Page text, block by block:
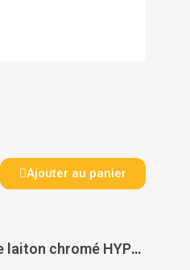
Ajouter au panier
Barre d'appui droite laiton chromé HYPECO - PELLET